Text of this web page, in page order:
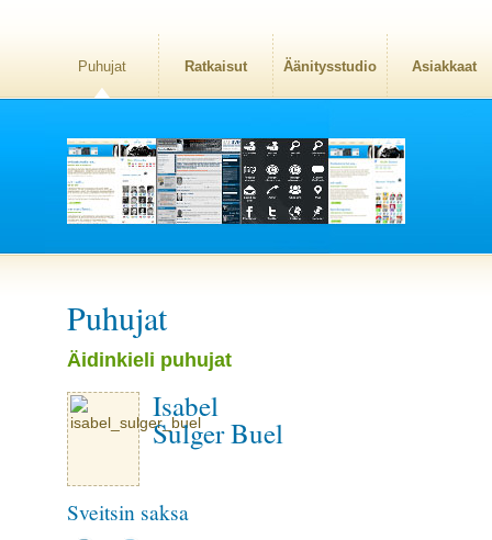
Puhujat Ratkaisut Äänitysstudio Asiakkaat
Puhujat
Äidinkieli puhujat
Isabel
Sulger Buel
Sveitsin saksa